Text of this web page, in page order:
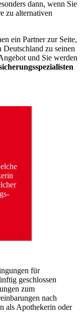
dann, wenn Sie
zu alternativen
ein Partner zur Seite,
zu seinen
und Sie werden
für
geschlossen
zum
nach
als Apothekerin oder